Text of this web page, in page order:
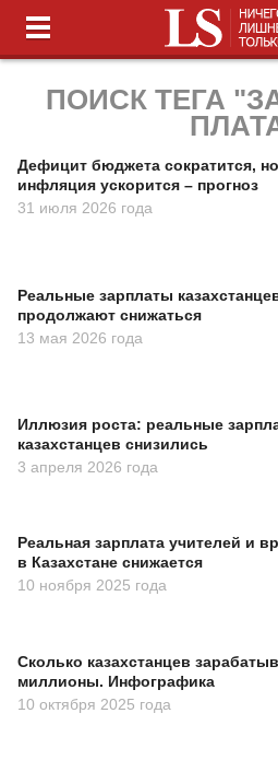
ПОИСК ТЕГА
Дефицит бюджета сократится, но
инфляция ускорится – прогноз
31 июля 2026 года
Реальные зарплаты
продолжают снижаться
13 мая 2026 года
Иллюзия роста: реальные
казахстанцев снизились
3 апреля 2026 года
Реальная зарплата учителей и
в Казахстане снижается
10 ноября 2025 года
Сколько казахстанцев
миллионы. Инфографика
10 октября 2025 года